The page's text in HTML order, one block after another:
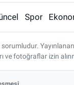
Spor
ve fotoğraflar izin